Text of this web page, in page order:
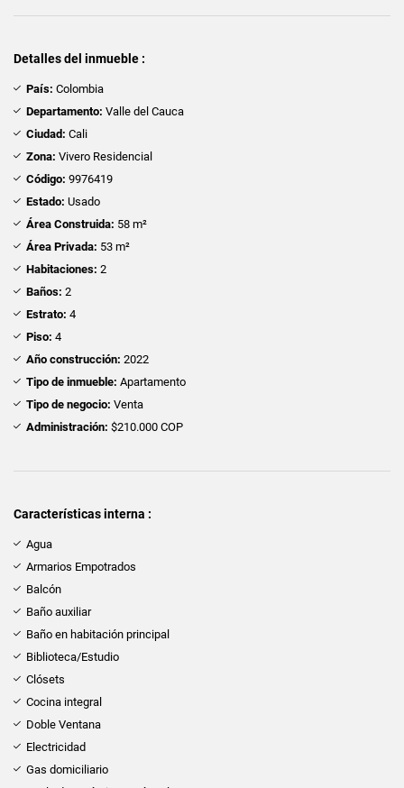
Detalles del inmueble :
País: Colombia
Departamento: Valle del Cauca
Ciudad: Cali
Zona: Vivero Residencial
Código: 9976419
Estado: Usado
Área Construida: 58 m²
Área Privada: 53 m²
Habitaciones: 2
Baños: 2
Estrato: 4
Piso: 4
Año construcción: 2022
Tipo de inmueble: Apartamento
Tipo de negocio: Venta
Administración: $210.000 COP
Características interna :
Agua
Armarios Empotrados
Balcón
Baño auxiliar
Baño en habitación principal
Biblioteca/Estudio
Clósets
Cocina integral
Doble Ventana
Electricidad
Gas domiciliario